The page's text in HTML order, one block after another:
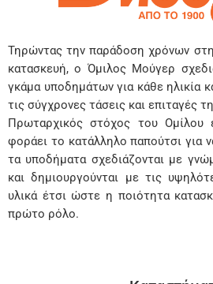
Τηρώντας την παράδοση χρόνων
κατασκευή, ο Όμιλος Μούγερ
γκάμα υποδημάτων για κάθε ηλικία
τις σύγχρονες τάσεις και επιταγές
Πρωταρχικός στόχος του Ομίλου
φοράει το κατάλληλο παπούτσι για
τα υποδήματα σχεδιάζονται με
και δημιουργούνται με τις
υλικά έτσι ώστε η ποιότητα
πρώτο ρόλο.